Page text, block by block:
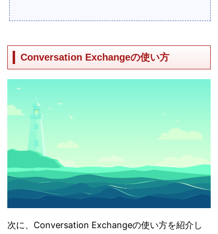
Conversation Exchangeの使い方
次に、Conversation Exchangeの使い方を紹介し